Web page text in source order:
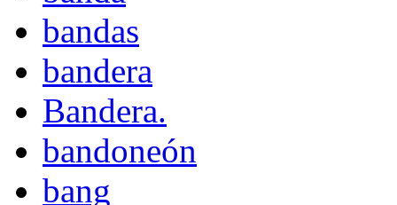
bandas
bandera
Bandera.
bandoneón
bang